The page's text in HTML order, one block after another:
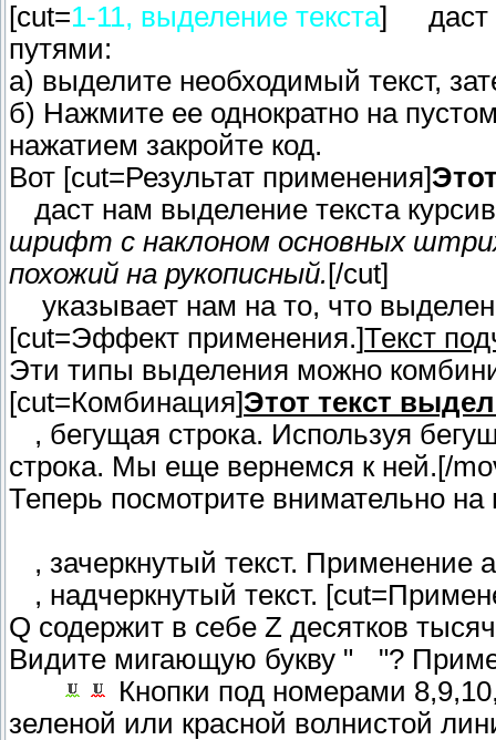
[cut=1-11, выделение текста]
путями:
а) выделите необходимый текст,
б) Нажмите ее однократно на
нажатием закройте код.
Вот [cut=Результат применения]
даст нам выделение текста
шрифт с наклоном основных
похожий на рукописный. [/cut]
указывает нам на то, что
[cut=Эффект применения.]Текст
Эти типы выделения можно
[cut=Комбинация]Этот текст
, бегущая строка. Используя
строка. Мы еще вернемся к ней.[/
Теперь посмотрите внимательно
, зачеркнутый текст. Применение
, надчеркнутый текст.
Q содержит в себе Z десятков
Видите мигающую букву "
"?
Кнопки под номерами
зеленой или красной волнистой